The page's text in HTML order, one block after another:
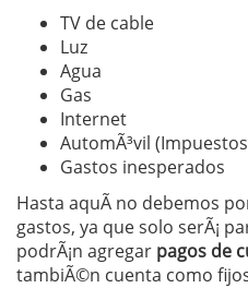
TV de cable
Luz
Agua
Gas
Internet
AutomÃ³vil
Gastos inesperados
Hasta aquÃ­ no debemos
gastos, ya que solo serÃ¡
podrÃ¡n agregar pagos de
tambiÃ©n cuenta como